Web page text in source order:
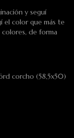
y seguí
el color que más te
de forma
corcho (58,5x50)